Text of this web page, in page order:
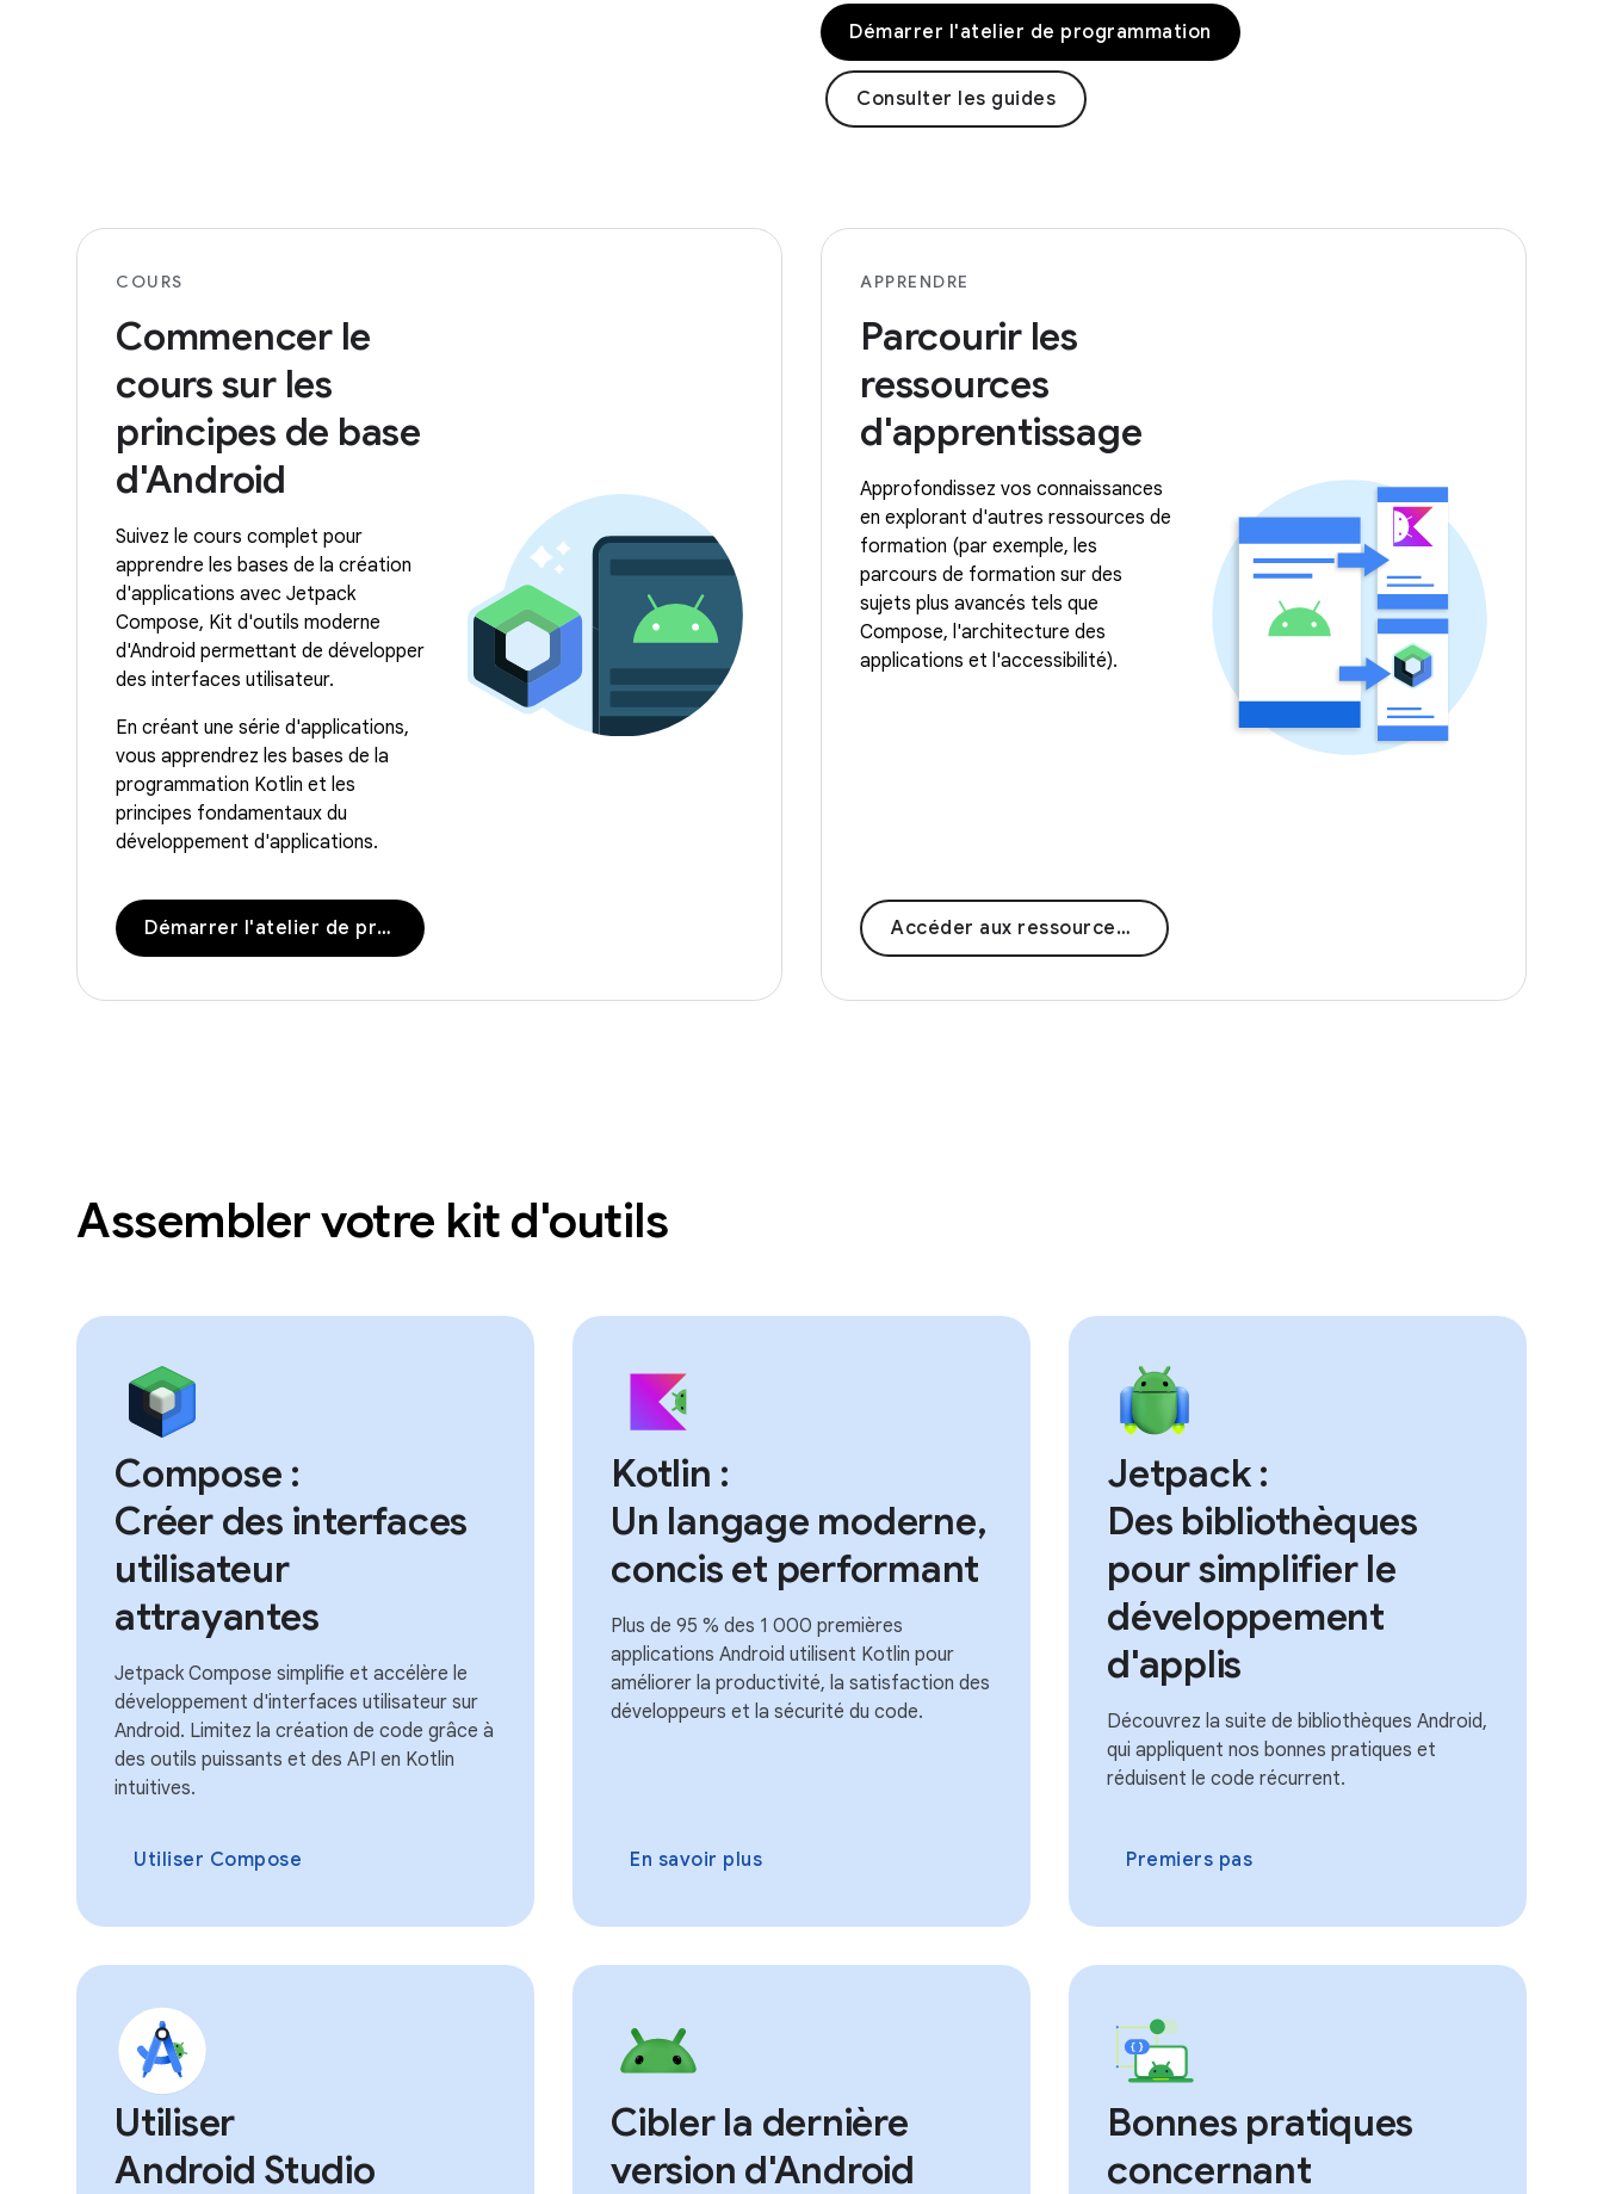
Démarrer l'atelier de programmation
Consulter les guides
COURS
Commencer le
cours sur les
principes de base
d'Android
Suivez le cours complet pour
apprendre les bases de la création
d'applications avec Jetpack
Compose, Kit d'outils moderne
d'Android permettant de développer
des interfaces utilisateur.
En créant une série d'applications,
vous apprendrez les bases de la
programmation Kotlin et les
principes fondamentaux du
développement d'applications.
Démarrer l'atelier de programmation
APPRENDRE
Parcourir les
ressources
d'apprentissage
Approfondissez vos connaissances
en explorant d'autres ressources de
formation (par exemple, les
parcours de formation sur des
sujets plus avancés tels que
Compose, l'architecture des
applications et l'accessibilité).
Accéder aux ressources de formation
Assembler votre kit d'outils
Compose :
Créer des interfaces
utilisateur
attrayantes
Jetpack Compose simplifie et accélère le
développement d'interfaces utilisateur sur
Android. Limitez la création de code grâce à
des outils puissants et des API en Kotlin
intuitives.
Utiliser Compose
Kotlin :
Un langage moderne,
concis et performant
Plus de 95 % des 1 000 premières
applications Android utilisent Kotlin pour
améliorer la productivité, la satisfaction des
développeurs et la sécurité du code.
En savoir plus
Jetpack :
Des bibliothèques
pour simplifier le
développement
d'applis
Découvrez la suite de bibliothèques Android,
qui appliquent nos bonnes pratiques et
réduisent le code récurrent.
Premiers pas
Utiliser
Android Studio
Cibler la dernière
version d'Android
Bonnes pratiques
concernant